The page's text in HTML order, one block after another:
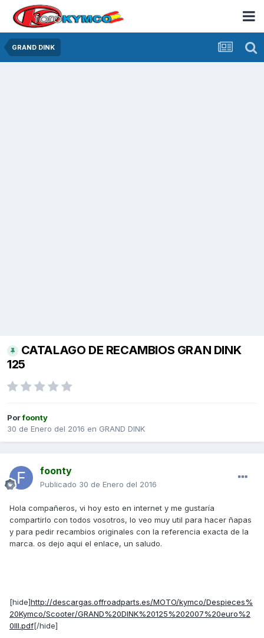
GRAND DINK
CATALAGO DE RECAMBIOS GRAN DINK
125
Porfoonty
30 de Enero del 2016 en GRAND DINK
foonty
Publicado 30 de Enero del 2016
Hola compañeros, vi hoy esto en internet y me gustaría
compartirlo con todos vosotros, lo veo muy util para hacer ñapas
y para pedir recambios originales con la referencia exacta de la
marca. os dejo aqui el enlace, un saludo.
[hide]http://descargas.offroadparts.es/MOTO/kymco/Despieces%
20Kymco/Scooter/GRAND%20DINK%20125%202007%20euro%2
0III.pdf[/hide]